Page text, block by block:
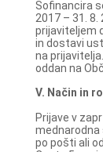
Sofinancira
2017 – 31.
prijaviteljem
in dostavi
na
oddan na
V. Način in
Prijave v
mednarodna
po pošti ali